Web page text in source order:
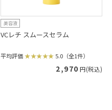
美容液
VCレチ スムースセラム
平均評価 5.0（全1件）
2,970 円(税込)